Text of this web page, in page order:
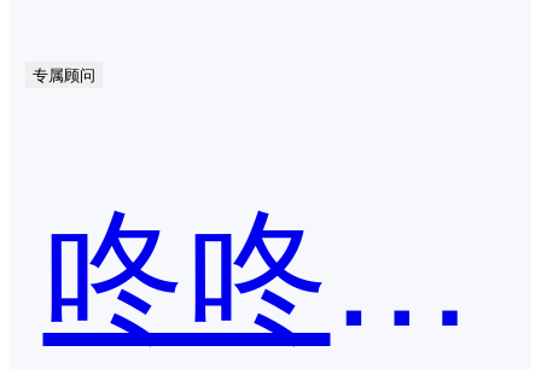
专属顾问
咚咚来客